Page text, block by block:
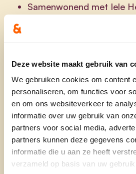
Deze website maakt gebruik van
We gebruiken cookies om content
personaliseren, om functies voor
en om ons websiteverkeer te
informatie over uw gebruik van
partners voor social media,
partners kunnen deze gegevens
informatie die u aan ze heeft
verzameld op basis van uw
Samenwonend met Iele
Mama van Ellis en Maura
Leerkracht Sint-
Als jonge mama en leerkracht
noden in onze gemeente. Ik
deel aan de verkiezingen en
engagement wil ik een
die manier wil ik mensen
helpen. Ik ben een positief
hou van meteen goede en